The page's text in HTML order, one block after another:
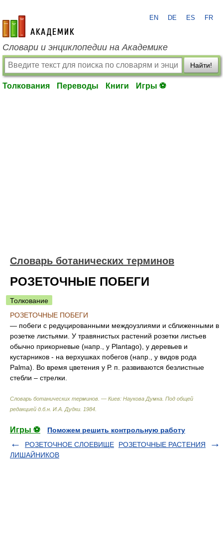
academic.ru
EN DE ES FR
Словари и энциклопедии на Академике
Найти!
Толкования Переводы Книги Игры ⚽
Словарь ботанических терминов
РОЗЕТОЧНЫЕ ПОБЕГИ
Толкование
РОЗЕТОЧНЫЕ ПОБЕГИ
— побеги с редуцированными междоузлиями и сближенными в
розетке листьями. У травянистых растений розетки листьев
обычно прикорневые (напр., у Plantago), у деревьев и
кустарников - на верхушках побегов (напр., у видов рода
Palma). Во время цветения у Р. п. развиваются безлистные
стебли – стрелки.
Словарь ботанических терминов. — Киев: Наукова Думка Под общей
редакцией д.б.н. И.А. Дудки 1984
Игры ⚽
Поможем решить контрольную работу
РОЗЕТОЧНОЕ СЛОЕВИЩЕ
ЛИШАЙНИКОВ
РОЗЕТОЧНЫЕ РАСТЕНИЯ